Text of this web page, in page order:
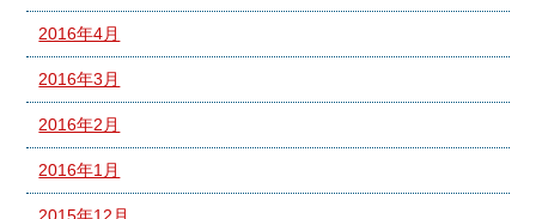
2016年4月
2016年3月
2016年2月
2016年1月